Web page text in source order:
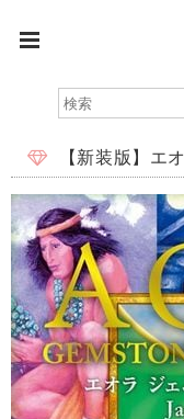
【新装版】エ